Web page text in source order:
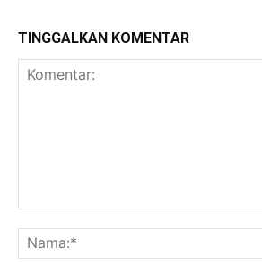
TINGGALKAN KOMENTAR